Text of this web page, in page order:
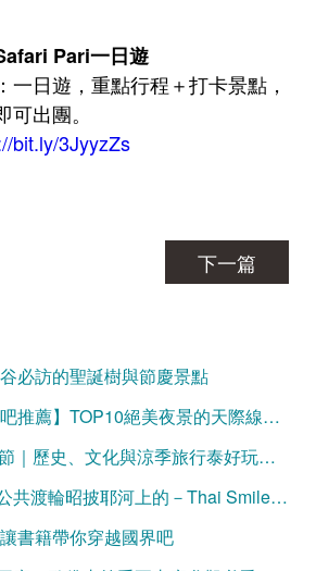
Pari一日遊
一日遊，重點行程＋打卡景點，
出團。
bit.ly/3JyyzZs
下一篇
必訪的聖誕樹與節慶景點
【2025曼谷高空酒吧推薦】TOP10絕美夜景的天際線微醺時光
12月大城世界遺產節｜歷史、文化與涼季旅行泰好玩的曼谷一日遊！
【最新】環保電動公共渡輪昭披耶河上的－Thai Smile Boat
書籍帶你穿越國界吧